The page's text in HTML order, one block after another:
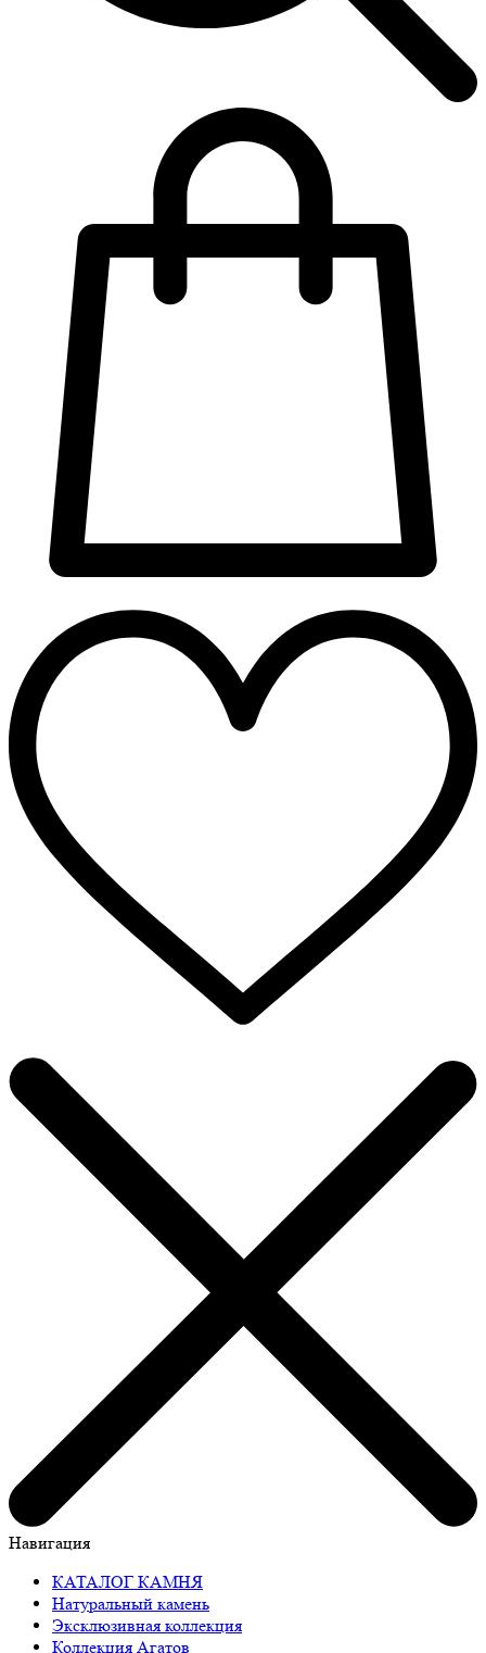
Навигация
КАТАЛОГ КАМНЯ
Натуральный камень
Эксклюзивная коллекция
Коллекция Агатов